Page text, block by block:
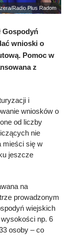
Radio Plus Radom
Gospodyń
wnioski o
Pomoc w
z
i
wniosków o
od liczby
nie
mieści się w
jeszcze
na
prowadzonym
wiejskich
np. 6
osoby – co